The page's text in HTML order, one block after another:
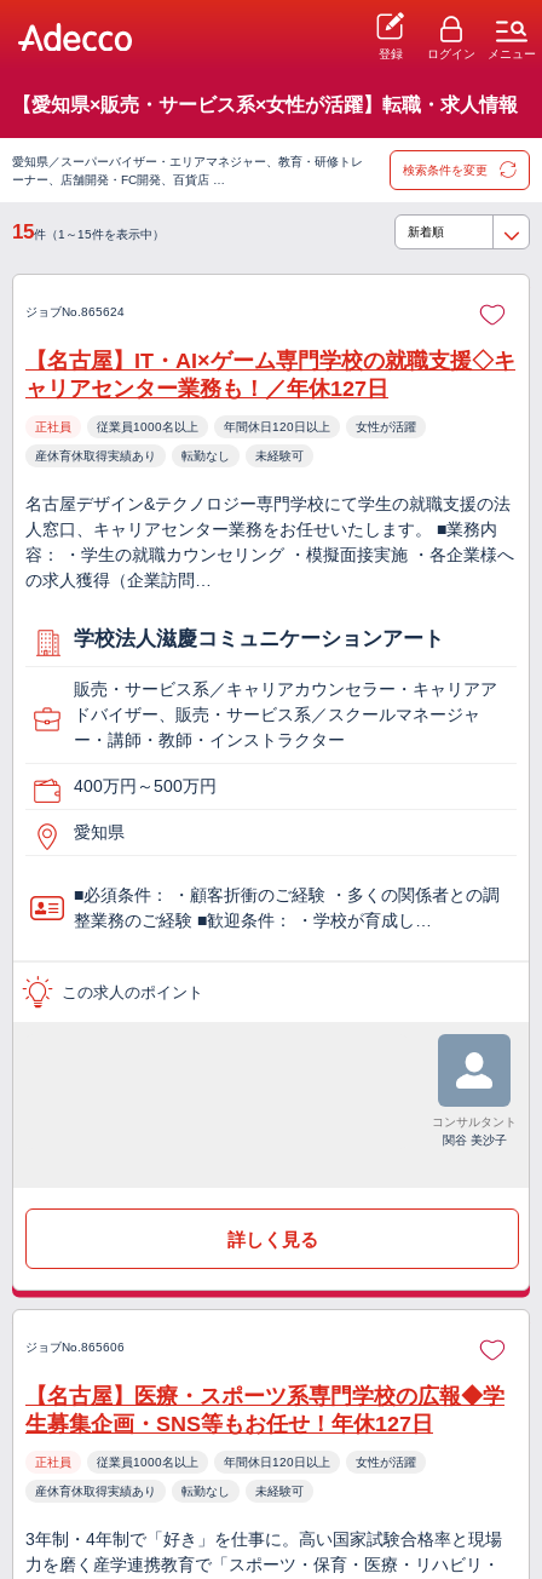
登録 ログイン メニュー
【愛知県×販売・サービス系×女性が活躍】転職・求人情報
愛知県／スーパーバイザー・エリアマネジャー、教育・研修トレ
ーナー、店舗開発・FC開発、百貨店 …
検索条件を変更
15件（1～15件を表示中）
ジョブNo.865624
【名古屋】IT・AI×ゲーム専門学校の就職支援◇キ
ャリアセンター業務も！／年休127日
正社員 従業員1000名以上 年間休日120日以上 女性が活躍
産休育休取得実績あり 転勤なし 未経験可
名古屋デザイン&テクノロジー専門学校にて学生の就職支援の法
人窓口、キャリアセンター業務をお任せいたします。 ■業務内
容： ・学生の就職カウンセリング ・模擬面接実施 ・各企業様へ
の求人獲得（企業訪問…
学校法人滋慶コミュニケーションアート
販売・サービス系／キャリアカウンセラー・キャリアア
ドバイザー、販売・サービス系／スクールマネージャ
ー・講師・教師・インストラクター
400万円～500万円
愛知県
■必須条件： ・顧客折衝のご経験 ・多くの関係者との調
整業務のご経験 ■歓迎条件： ・学校が育成し…
この求人のポイント
コンサルタント
関谷 美沙子
詳しく見る
ジョブNo.865606
【名古屋】医療・スポーツ系専門学校の広報◆学
生募集企画・SNS等もお任せ！年休127日
正社員 従業員1000名以上 年間休日120日以上 女性が活躍
産休育休取得実績あり 転勤なし 未経験可
3年制・4年制で「好き」を仕事に。高い国家試験合格率と現場
力を磨く産学連携教育で「スポーツ・保育・医療・リハビリ・